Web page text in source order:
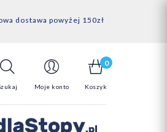
dostawa powyżej 150zł
na darmowy zwrot*
Moje konto
0
Koszyk